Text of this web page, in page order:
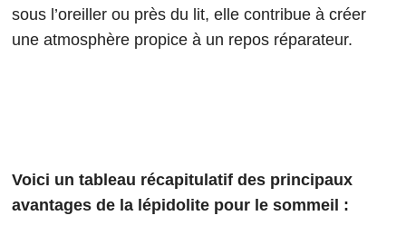
sous l’oreiller ou près du lit, elle contribue à créer
une atmosphère propice à un repos réparateur.
Voici un tableau récapitulatif des principaux
avantages de la lépidolite pour le sommeil :